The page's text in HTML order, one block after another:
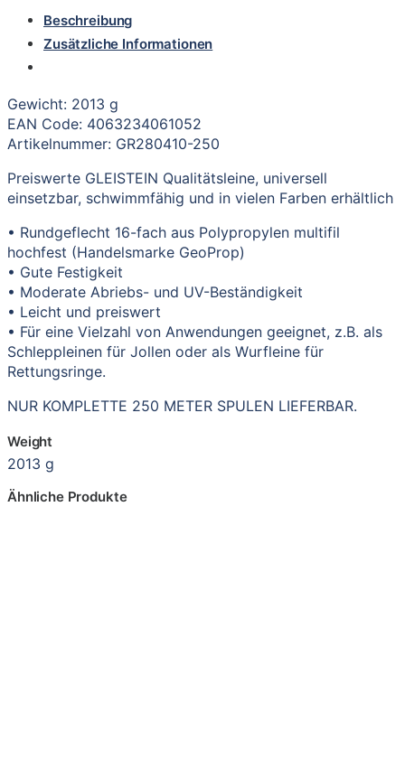
Beschreibung
Zusätzliche Informationen
Gewicht: 2013 g
EAN Code: 4063234061052
Artikelnummer: GR280410-250
Preiswerte GLEISTEIN Qualitätsleine, universell
einsetzbar, schwimmfähig und in vielen Farben erhältlich
• Rundgeflecht 16-fach aus Polypropylen multifil
hochfest (Handelsmarke GeoProp)
• Gute Festigkeit
• Moderate Abriebs- und UV-Beständigkeit
• Leicht und preiswert
• Für eine Vielzahl von Anwendungen geeignet, z.B. als
Schleppleinen für Jollen oder als Wurfleine für
Rettungsringe.
NUR KOMPLETTE 250 METER SPULEN LIEFERBAR.
Weight
2013 g
Ähnliche Produkte